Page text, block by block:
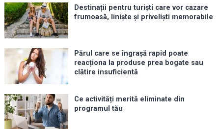
Destinații pentru turiști care vor cazare
frumoasă, liniște și priveliști memorabile
Părul care se îngrașă rapid poate
reacționa la produse prea bogate sau
clătire insuficientă
Ce activități merită eliminate din
programul tău